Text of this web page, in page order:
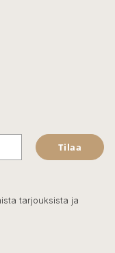
Tilaa
tarjouksista ja